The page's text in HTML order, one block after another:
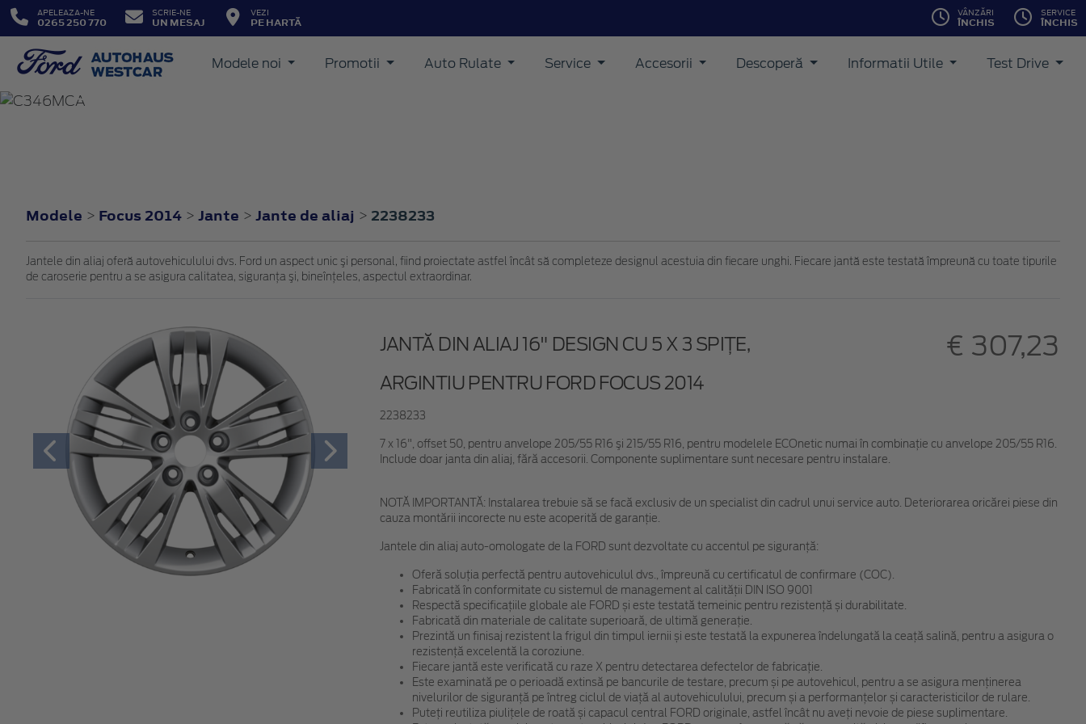
APELEAZA-NE
0265 250 770
SCRIE-NE
UN MESAJ
VEZI
PE HARTĂ
VÂNZĂRI
ÎNCHIS
SERVICE
ÎNCHIS
Modele noi Promotii Auto Rulate Service Accesorii Descoperă Informatii Utile Test Drive
FOCUS
Modele > Focus 2014 > Jante > Jante de aliaj > 2238233
Jantele din aliaj oferă autovehiculului dvs. Ford un aspect unic şi personal, fiind proiectate astfel încât să completeze designul acestuia din fiecare unghi. Fiecare jantă este testată împreună cu toate tipurile
de caroserie pentru a se asigura calitatea, siguranţa şi, bineînţeles, aspectul extraordinar.
JANTĂ DIN ALIAJ 16" DESIGN CU 5 X 3 SPIŢE,
ARGINTIU PENTRU FORD FOCUS 2014
2238233
€ 307,23
7 x 16", offset 50, pentru anvelope 205/55 R16 şi 215/55 R16, pentru modelele ECOnetic numai în combinaţie cu anvelope 205/55 R16.
Include doar janta din aliaj, fără accesorii. Componente suplimentare sunt necesare pentru instalare.
NOTĂ IMPORTANTĂ: Instalarea trebuie să se facă exclusiv de un specialist din cadrul unui service auto. Deteriorarea oricărei piese din
cauza montării incorecte nu este acoperită de garanţie.
Jantele din aliaj auto-omologate de la FORD sunt dezvoltate cu accentul pe siguranță:
Oferă soluția perfectă pentru autovehiculul dvs., împreună cu certificatul de confirmare (COC).
Fabricată în conformitate cu sistemul de management al calității DIN ISO 9001
Respectă specificațiile globale ale FORD și este testată temeinic pentru rezistență și durabilitate.
Fabricată din materiale de calitate superioară, de ultimă generație.
Prezintă un finisaj rezistent la frigul din timpul iernii și este testată la expunerea îndelungată la ceață salină, pentru a asigura o
rezistență excelentă la coroziune.
Fiecare jantă este verificată cu raze X pentru detectarea defectelor de fabricație.
Este examinată pe o perioadă extinsă pe bancurile de testare, precum și pe autovehicul, pentru a se asigura menținerea
nivelurilor de siguranță pe întreg ciclul de viață al autovehiculului, precum și a performanțelor și caracteristicilor de rulare.
Puteți reutiliza piulițele de roată și capacul central FORD originale, astfel încât nu aveți nevoie de piese suplimentare.